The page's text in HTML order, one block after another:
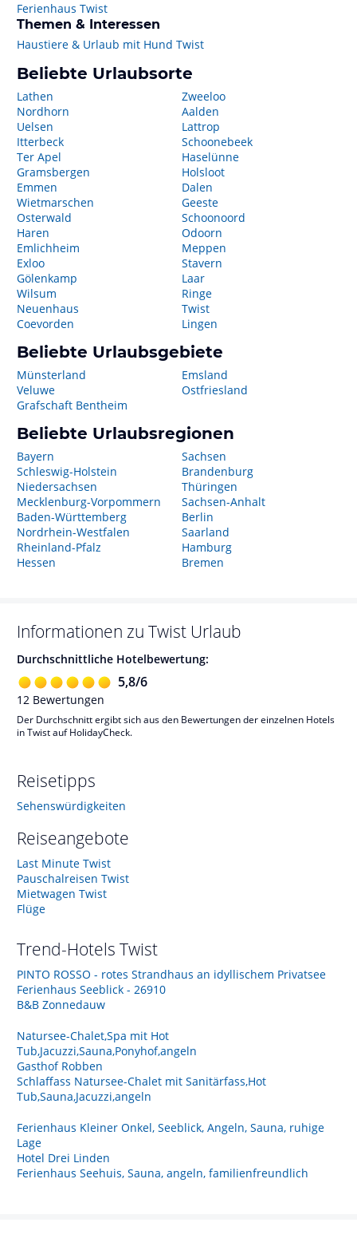
Ferienhaus Twist
Themen & Interessen
Haustiere & Urlaub mit Hund Twist
Beliebte Urlaubsorte
Lathen
Nordhorn
Uelsen
Itterbeck
Ter Apel
Gramsbergen
Emmen
Wietmarschen
Osterwald
Haren
Emlichheim
Exloo
Gölenkamp
Wilsum
Neuenhaus
Coevorden
Zweeloo
Aalden
Lattrop
Schoonebeek
Haselünne
Holsloot
Dalen
Geeste
Schoonoord
Odoorn
Meppen
Stavern
Laar
Ringe
Twist
Lingen
Beliebte Urlaubsgebiete
Münsterland
Veluwe
Grafschaft Bentheim
Emsland
Ostfriesland
Beliebte Urlaubsregionen
Bayern
Schleswig-Holstein
Niedersachsen
Mecklenburg-Vorpommern
Baden-Württemberg
Nordrhein-Westfalen
Rheinland-Pfalz
Hessen
Sachsen
Brandenburg
Thüringen
Sachsen-Anhalt
Berlin
Saarland
Hamburg
Bremen
Informationen zu Twist Urlaub
Durchschnittliche Hotelbewertung:
5,8/6
12 Bewertungen
Der Durchschnitt ergibt sich aus den Bewertungen der einzelnen Hotels
in Twist auf HolidayCheck.
Reisetipps
Sehenswürdigkeiten
Reiseangebote
Last Minute Twist
Pauschalreisen Twist
Mietwagen Twist
Flüge
Trend-Hotels Twist
PINTO ROSSO - rotes Strandhaus an idyllischem Privatsee
Ferienhaus Seeblick - 26910
B&B Zonnedauw
Natursee-Chalet,Spa mit Hot
Tub,Jacuzzi,Sauna,Ponyhof,angeln
Gasthof Robben
Schlaffass Natursee-Chalet mit Sanitärfass,Hot
Tub,Sauna,Jacuzzi,angeln
Ferienhaus Kleiner Onkel, Seeblick, Angeln, Sauna, ruhige
Lage
Hotel Drei Linden
Ferienhaus Seehuis, Sauna, angeln, familienfreundlich